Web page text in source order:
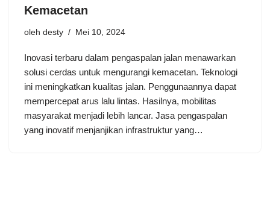
Kemacetan
oleh desty Mei 10, 2024
Inovasi terbaru dalam pengaspalan jalan menawarkan
solusi cerdas untuk mengurangi kemacetan. Teknologi
ini meningkatkan kualitas jalan. Penggunaannya dapat
mempercepat arus lalu lintas. Hasilnya, mobilitas
masyarakat menjadi lebih lancar. Jasa pengaspalan
yang inovatif menjanjikan infrastruktur yang…